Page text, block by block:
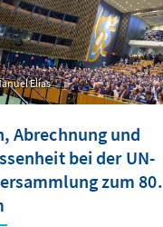
Elías
Abrechnung und
bei der UN-
zum 80.